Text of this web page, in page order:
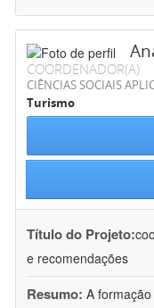
COORDENADOR(A)
CIÊNCIAS SOCIAIS
Turismo
Título do Projeto:
e recomendações
Resumo: A